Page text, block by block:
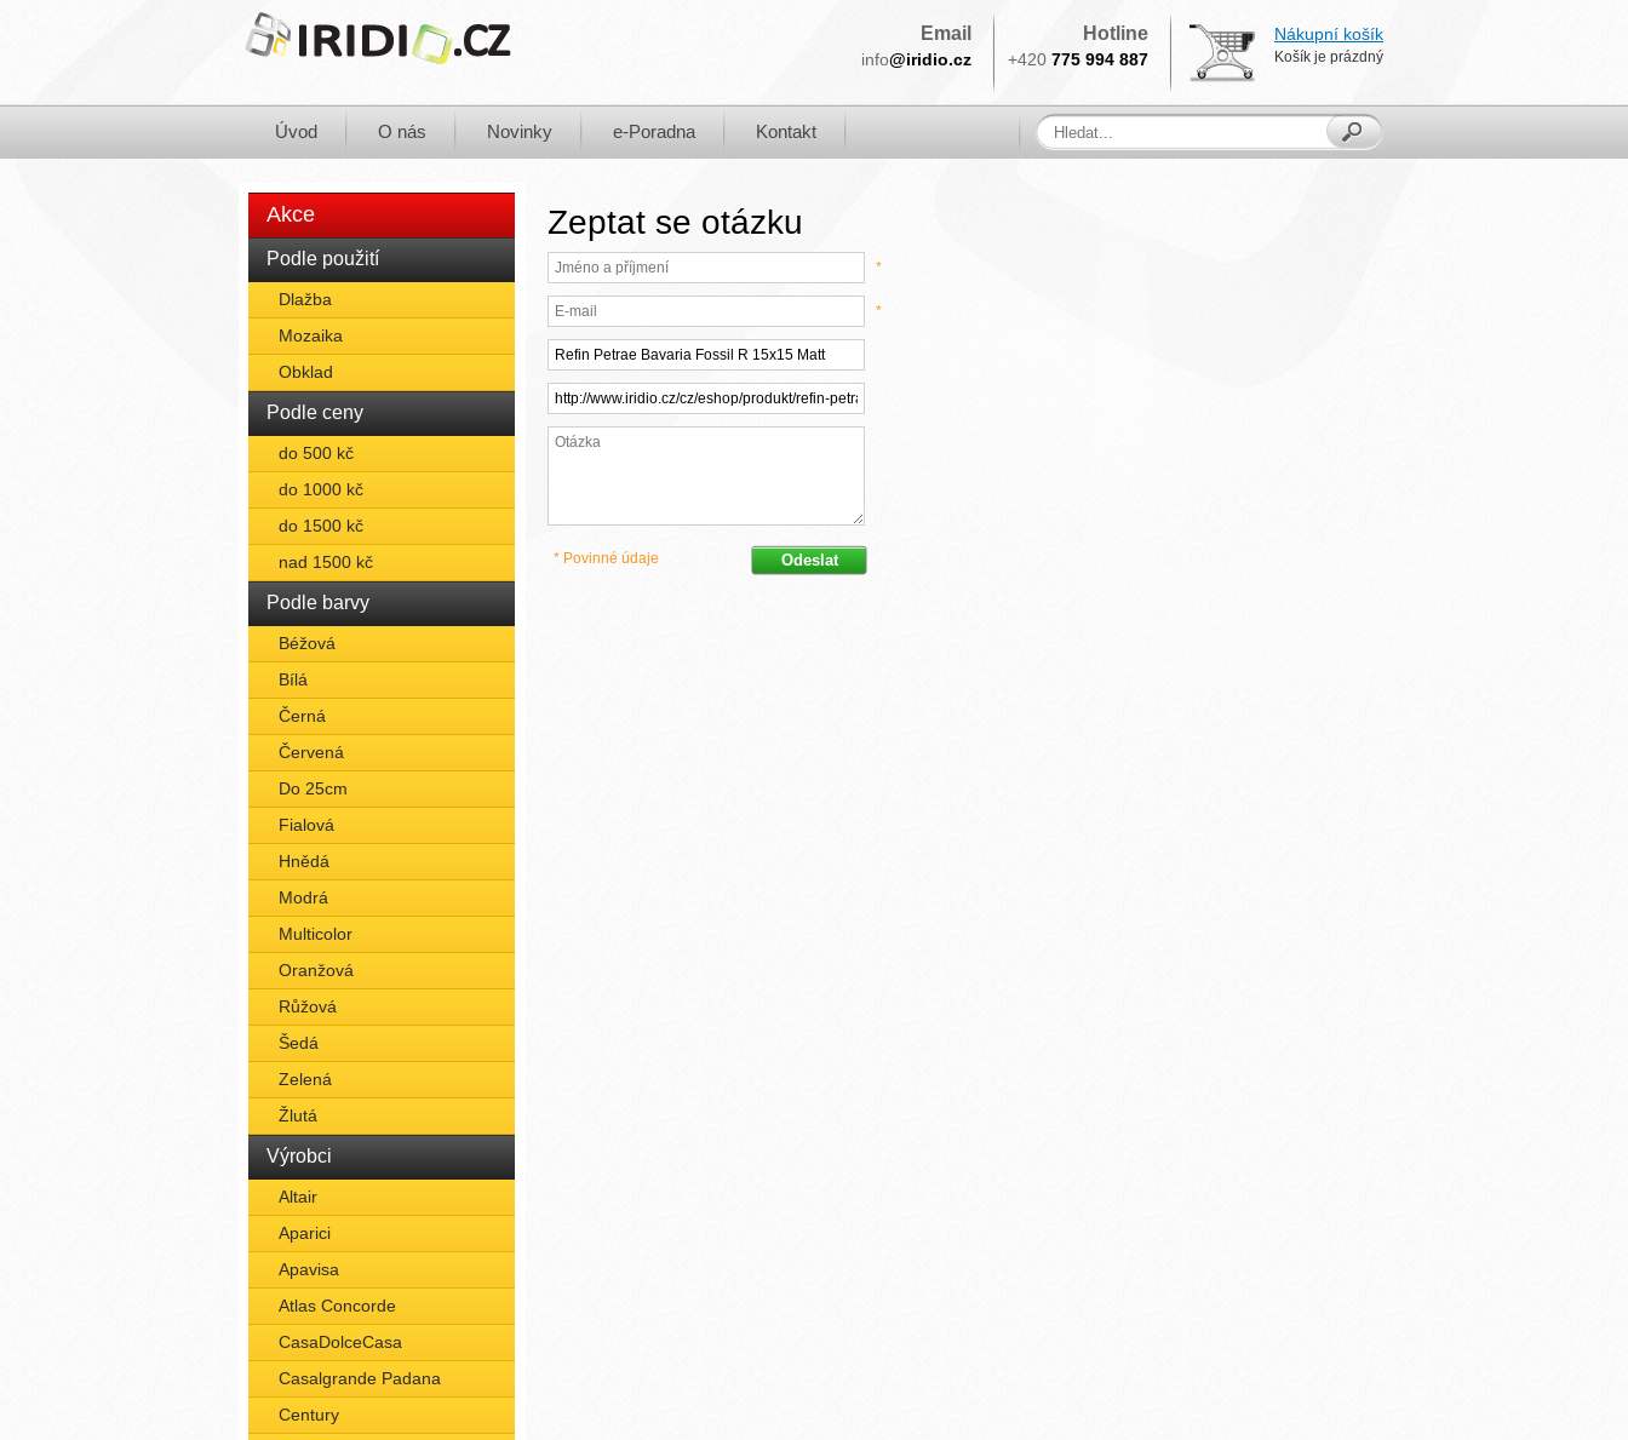
Email
info@iridio.cz
Hotline
+420 775 994 887
Nákupní košík
Košík je prázdný
Úvod O nás Novinky e-Poradna Kontakt
Akce
Podle použití
Dlažba
Mozaika
Obklad
Podle ceny
do 500 kč
do 1000 kč
do 1500 kč
nad 1500 kč
Podle barvy
Béžová
Bílá
Černá
Červená
Do 25cm
Fialová
Hnědá
Modrá
Multicolor
Oranžová
Růžová
Šedá
Zelená
Žlutá
Výrobci
Altair
Aparici
Apavisa
Atlas Concorde
CasaDolceCasa
Casalgrande Padana
Century
Zeptat se otázku
*
*
* Povinné údaje